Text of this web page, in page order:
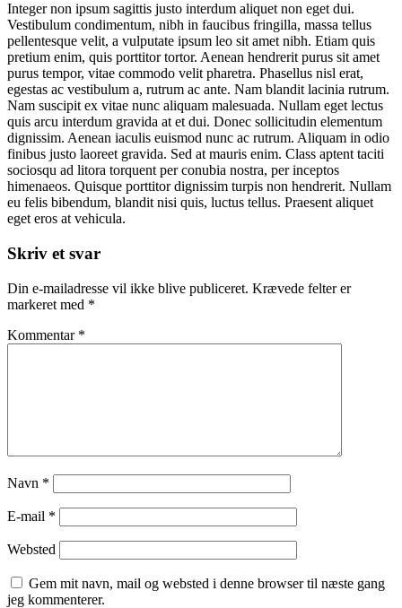
Integer non ipsum sagittis justo interdum aliquet non eget dui.
Vestibulum condimentum, nibh in faucibus fringilla, massa tellus
pellentesque velit, a vulputate ipsum leo sit amet nibh. Etiam quis
pretium enim, quis porttitor tortor. Aenean hendrerit purus sit amet
purus tempor, vitae commodo velit pharetra. Phasellus nisl erat,
egestas ac vestibulum a, rutrum ac ante. Nam blandit lacinia rutrum.
Nam suscipit ex vitae nunc aliquam malesuada. Nullam eget lectus
quis arcu interdum gravida at et dui. Donec sollicitudin elementum
dignissim. Aenean iaculis euismod nunc ac rutrum. Aliquam in odio
finibus justo laoreet gravida. Sed at mauris enim. Class aptent taciti
sociosqu ad litora torquent per conubia nostra, per inceptos
himenaeos. Quisque porttitor dignissim turpis non hendrerit. Nullam
eu felis bibendum, blandit nisi quis, luctus tellus. Praesent aliquet
eget eros at vehicula.
Skriv et svar
Din e-mailadresse vil ikke blive publiceret. Krævede felter er
markeret med *
Kommentar *
Navn *
E-mail *
Websted
Gem mit navn, mail og websted i denne browser til næste gang
jeg kommenterer.